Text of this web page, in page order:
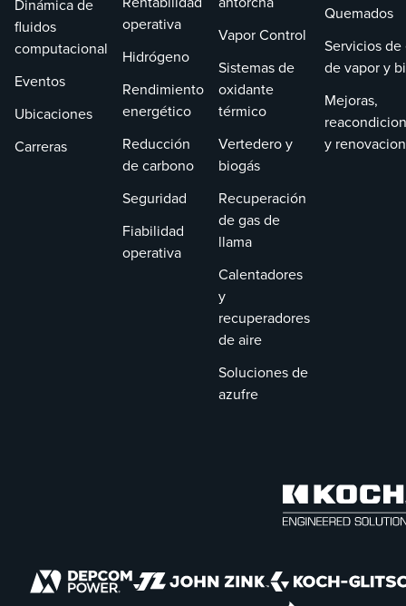
Dinámica de
fluidos
computacional
Eventos
Ubicaciones
Carreras
operativa
Hidrógeno
Rendimiento
energético
Reducción
de carbono
Seguridad
Fiabilidad
operativa
Vapor Control
Sistemas de
oxidante
térmico
Vertedero y
biogás
Recuperación
de gas de
llama
Calentadores
y
recuperadores
de aire
Soluciones de
azufre
Quemados
Servicios
de vapor y
Mejoras,
y